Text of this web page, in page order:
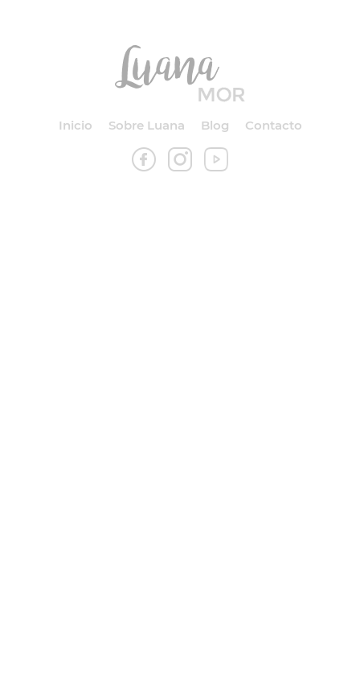
Inicio Sobre Luana Blog Contacto